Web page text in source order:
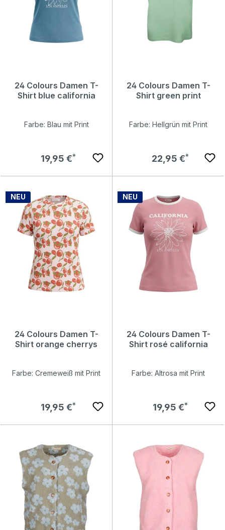
24 Colours Damen T-
Shirt blue california
Farbe: Blau mit Print
Regulärer Preis:
19,95 €
24 Colours Damen T-
Shirt green print
Farbe: Hellgrün mit Print
Regulärer Preis:
22,95 €
NEU
24 Colours Damen T-
Shirt orange cherrys
Farbe: Cremeweiß mit Print
Regulärer Preis:
19,95 €
NEU
24 Colours Damen T-
Shirt rosé california
Farbe: Altrosa mit Print
Regulärer Preis:
19,95 €